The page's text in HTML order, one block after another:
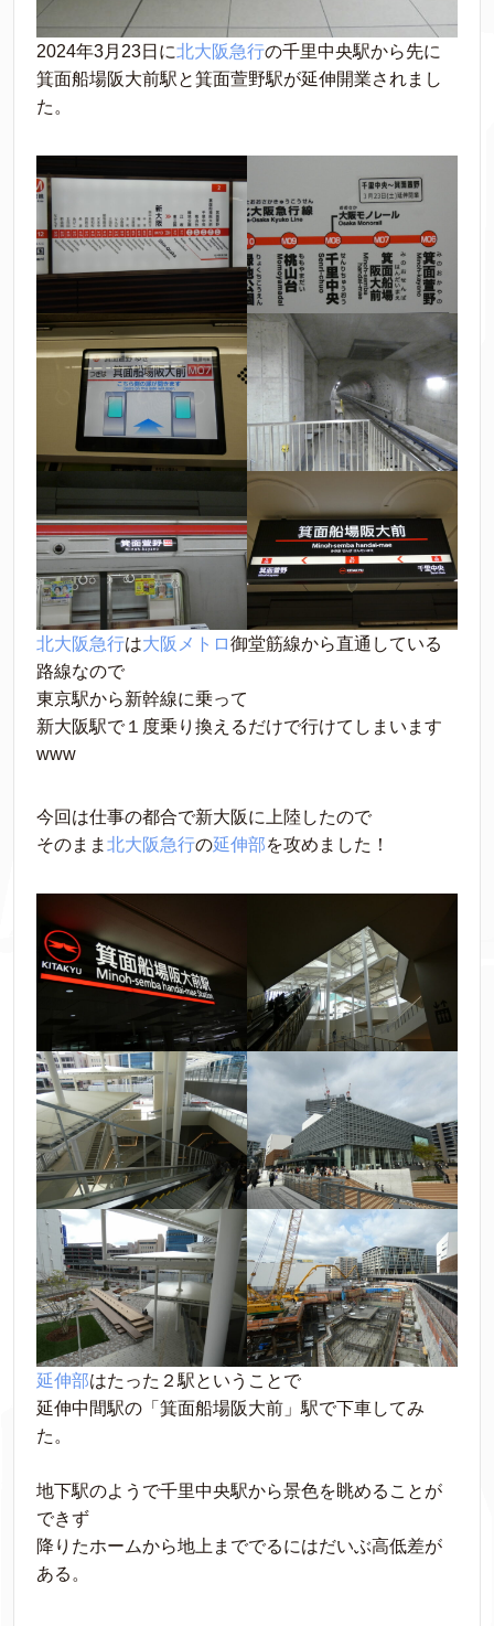
2024年3月23日に北大阪急行の千里中央駅から先に
箕面船場阪大前駅と箕面萱野駅が延伸開業されまし
た。
北大阪急行は大阪メトロ御堂筋線から直通している
路線なので
東京駅から新幹線に乗って
新大阪駅で１度乗り換えるだけで行けてしまいます
www
今回は仕事の都合で新大阪に上陸したので
そのまま 北大阪急行の延伸部を攻めました！
延伸部はたった２駅ということで
延伸中間駅の「箕面船場阪大前」駅で下車してみ
た。
地下駅のようで千里中央駅から景色を眺めることが
できず
降りたホームから地上まででるにはだいぶ高低差が
ある。